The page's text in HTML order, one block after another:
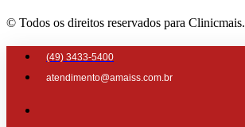
© Todos os direitos reservados para Clinicmais.
(49) 3433-5400
atendimento@amaiss.com.br